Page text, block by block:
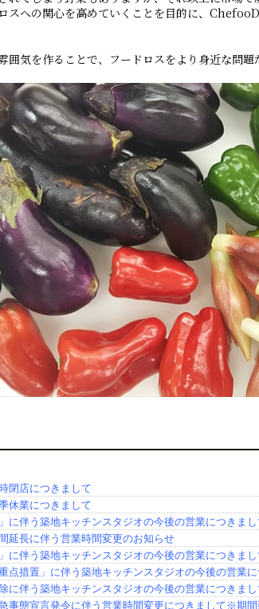
スへの関心を高めていくことを目的に、
気を作ることで、フードロスをより身近な問題